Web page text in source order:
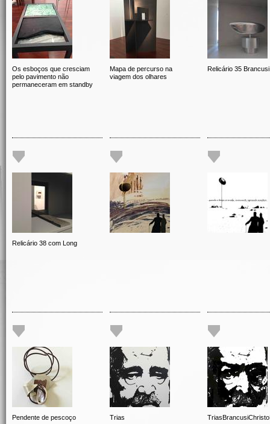
Os esboços que cresciam
pelo pavimento não
permaneceram em standby
Mapa de percurso na
viagem dos olhares
Relicário 35 Brancusi
Relicário 38 com Long
Pendente de pescoço Trias